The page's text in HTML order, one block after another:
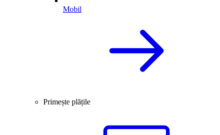
Mobil
Primește plățile